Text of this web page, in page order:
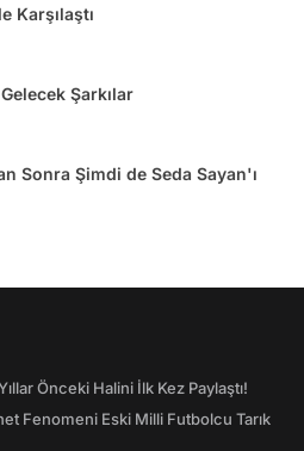
Karşılaştı
Şarkılar
Sonra Şimdi de Seda Sayan'ı
Önceki Halini İlk Kez Paylaştı!
Fenomeni Eski Milli Futbolcu Tarık